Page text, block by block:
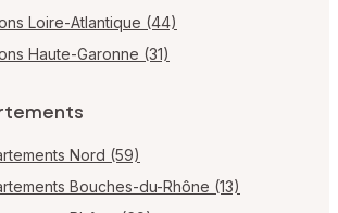
Loire-Atlantique (44)
Haute-Garonne (31)
Nord (59)
Bouches-du-Rhône (13)